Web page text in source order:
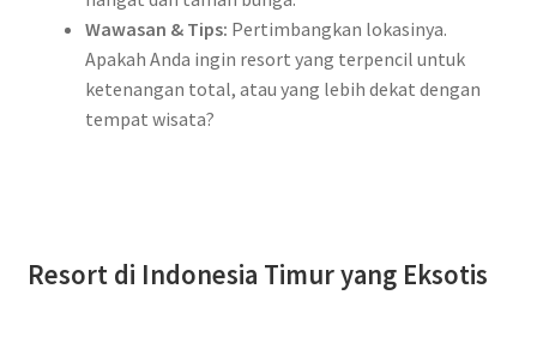
A
G
G
Wawasan & Tips: Pertimbangkan lokasinya.
Apakah Anda ingin resort yang terpencil untuk
ketenangan total, atau yang lebih dekat dengan
tempat wisata?
Resort di Indonesia Timur yang Eksotis